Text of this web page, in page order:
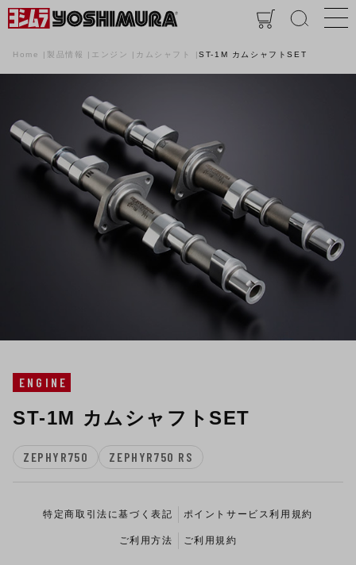
Home 製品情報 エンジン カムシャフト ST-1M カムシャフトSET
ENGINE
ST-1M カムシャフトSET
ZEPHYR750 ZEPHYR750 RS
特定商取引法に基づく表記 ポイントサービス利用規約
ご利用方法 ご利用規約